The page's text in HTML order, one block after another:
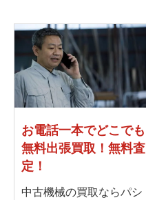
お電話一本でどこでも
無料出張買取！無料査
定！
中古機械の買取ならパシ